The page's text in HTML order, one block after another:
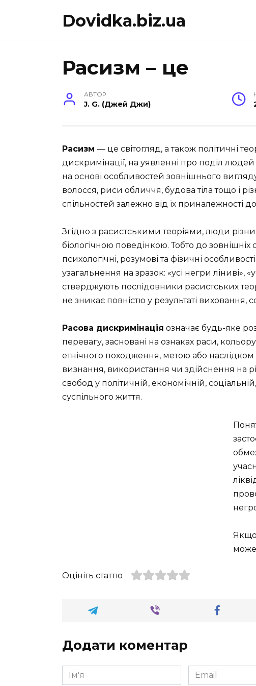
Dovidka.biz.ua
Расизм – це
АВТОР
J. G. (Джей Джи)
Расизм — це світогляд, а також політичні
дискримінації, на уявленні про поділ людей
на основі особливостей зовнішнього
волосся, риси обличчя, будова тіла тощо і
спільностей залежно від їх приналежності
Згідно з расистськими теоріями, люди
біологічною поведінкою. Тобто до зовнішніх
психологічні, розумові та фізичні
узагальнення на зразок: «усі негри ліниві»,
стверджують послідовники расистських
не зникає повністю у результаті виховання,
Расова дискримінація означає будь-яке
перевагу, засновані на ознаках раси,
етнічного походження, метою або
визнання, використання чи здійснення на
свобод у політичній, економічній,
суспільного життя.
Якщо
Оцініть статтю
Додати коментар
Ім'я
*
Email
*